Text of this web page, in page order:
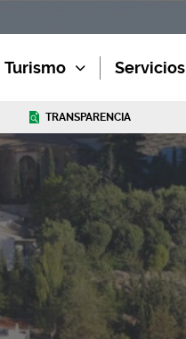
Turismo Servicios
TRANSPARENCIA